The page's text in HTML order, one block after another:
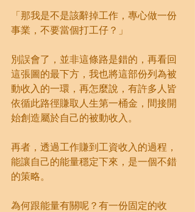
「那我是不是該辭掉工作，專心做一份
事業，不要當個打工仔？」
別誤會了，並非這條路是錯的，再看回
這張圖的最下方，我也將這部份列為被
動收入的一環，再怎麼說，有許多人皆
依循此路徑賺取人生第一桶金，間接開
始創造屬於自己的被動收入。
再者，透過工作賺到工資收入的過程，
能讓自己的能量穩定下來，是一個不錯
的策略。
為何跟能量有關呢？有一份固定的收